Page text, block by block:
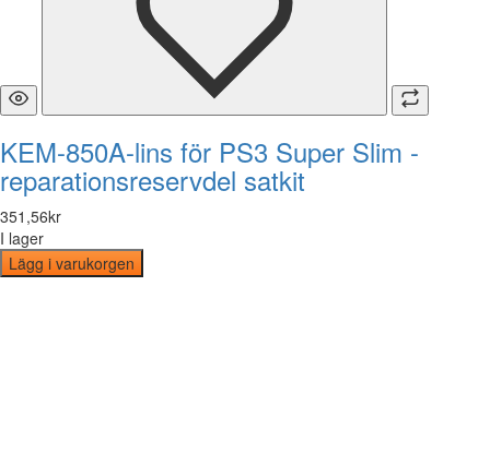
KEM-850A-lins för PS3 Super Slim -
reparationsreservdel satkit
351 ,56kr
I lager
Lägg i varukorgen